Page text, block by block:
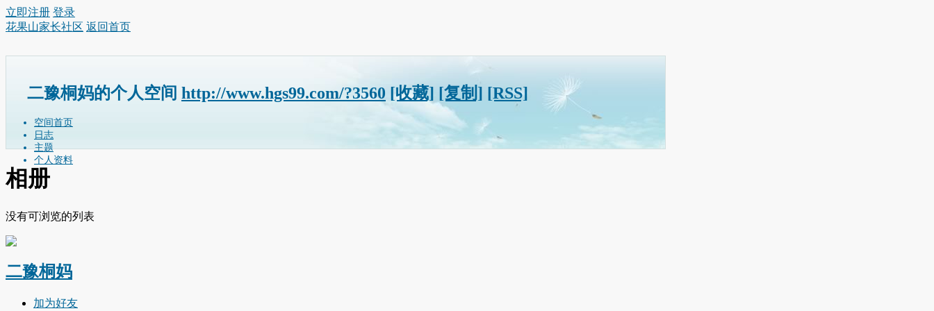
立即注册 登录
花果山家长社区 返回首页
二豫桐妈的个人空间 http://www.hgs99.com/?3560 [收藏] [复制] [RSS]
空间首页
日志
主题
个人资料
相册
没有可浏览的列表
二豫桐妈
加为好友